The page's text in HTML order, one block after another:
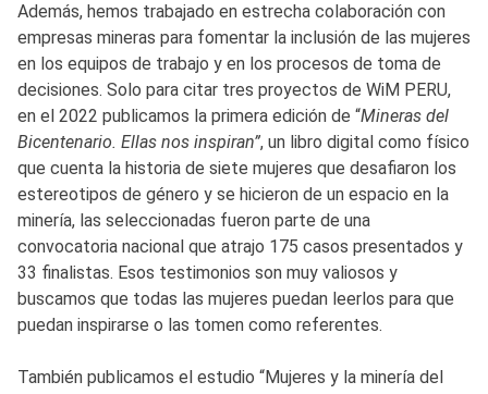
Además, hemos trabajado en estrecha colaboración con
empresas mineras para fomentar la inclusión de las mujeres
en los equipos de trabajo y en los procesos de toma de
decisiones. Solo para citar tres proyectos de WiM PERU,
en el 2022 publicamos la primera edición de “Mineras del
Bicentenario. Ellas nos inspiran”, un libro digital como físico
que cuenta la historia de siete mujeres que desafiaron los
estereotipos de género y se hicieron de un espacio en la
minería, las seleccionadas fueron parte de una
convocatoria nacional que atrajo 175 casos presentados y
33 finalistas. Esos testimonios son muy valiosos y
buscamos que todas las mujeres puedan leerlos para que
puedan inspirarse o las tomen como referentes.
También publicamos el estudio “Mujeres y la minería del